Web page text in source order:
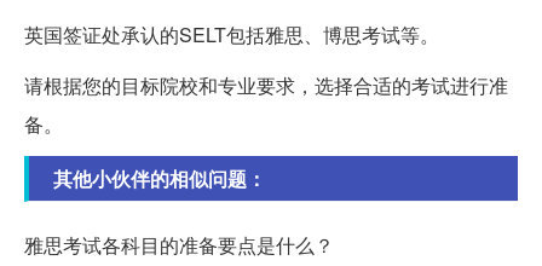
英国签证处承认的SELT包括雅思、博思考试等。
请根据您的目标院校和专业要求，选择合适的考试进行准
备。
其他小伙伴的相似问题：
雅思考试各科目的准备要点是什么？